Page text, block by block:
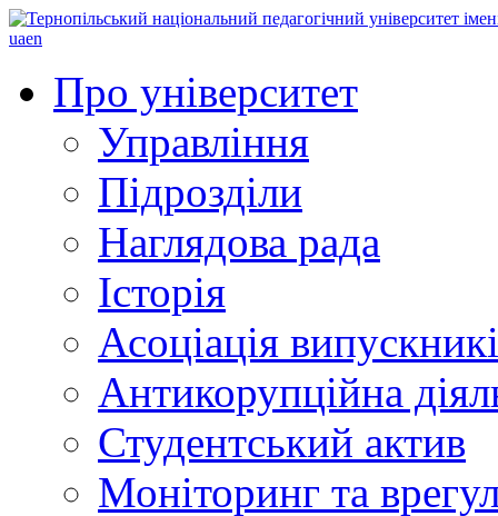
uaen
Про університет
Управління
Підрозділи
Наглядова рада
Історія
Асоціація
Антикорупційна
Студентський актив
Моніторинг та